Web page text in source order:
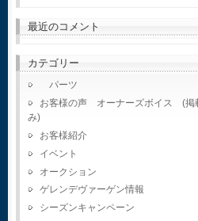
最近のコメント
カテゴリー
パーツ
お客様の声 オーナーズボイス (掲
み)
お客様紹介
イベント
オークション
ゲレンデヴァーゲン情報
シーズンキャンペーン